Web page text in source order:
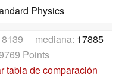
Physics
mediana: 17885
Points
tabla de comparación